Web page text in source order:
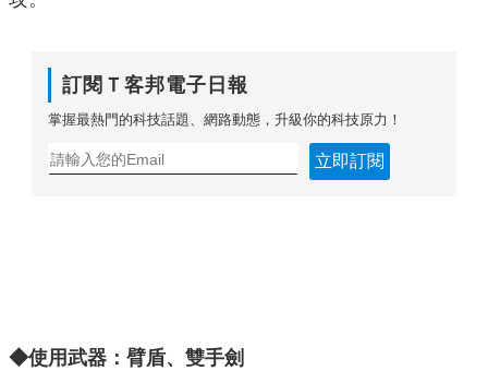
訂閱Ｔ客邦電子日報
掌握最熱門的科技話題、網路動態，升級你的科技原力！
立即訂閱
◆使用武器：臂盾、雙手劍